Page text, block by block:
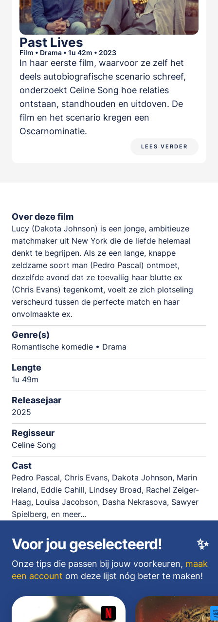
Past Lives
Film • Drama • 1u 42m • 2023
In haar eerste film, waarvoor ze zelf het
deels autobiografische scenario schreef,
onderzoekt Celine Song hoe relaties
ontstaan, standhouden en uitdoven. De
film en het scenario kregen een
Oscarnominatie.
LEES VERDER
Over deze film
Lucy (Dakota Johnson) is een jonge, ambitieuze
matchmaker uit New York die de liefde helemaal
denkt te begrijpen. Als ze een lange, knappe
zeldzame soort man (Pedro Pascal) ontmoet,
dezelfde avond dat ze toevallig haar blutte ex
(Chris Evans) tegenkomt, voelt ze zich plotseling
verscheurd tussen de perfecte match en haar
onvolmaakte ex.
Genre(s)
Romantische komedie • Drama
Lengte
1u 49m
Releasejaar
2025
Regisseur
Celine Song
Cast
Pedro Pascal, Chris Evans, Dakota Johnson, Marin
Ireland, Eddie Cahill, Lindsey Broad, Rachel Zeiger-
Haag, Louisa Jacobson, Dasha Nekrasova, Sawyer
Spielberg, en meer...
✨
Voor jou geselecteerd!
Onze tips die passen bij jouw voorkeuren, maak
een account om deze lijst nóg beter te maken!